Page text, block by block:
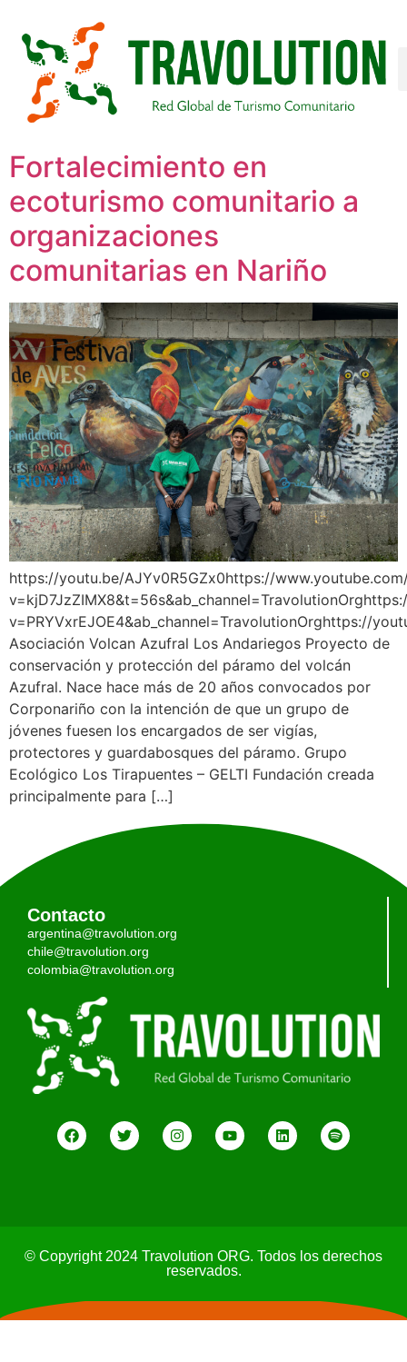
Fortalecimiento en
ecoturismo comunitario a
organizaciones
comunitarias en Nariño
https://youtu.be/AJYv0R5GZx0https://
v=PRYVxrEJOE4&ab_channel=TravolutionOrghttps://
Asociación Volcan Azufral Los Andariegos Proyecto de
conservación y protección del páramo del volcán
Azufral. Nace hace más de 20 años convocados por
Corponariño con la intención de que un grupo de
jóvenes fuesen los encargados de ser vigías,
protectores y guardabosques del páramo. Grupo
Ecológico Los Tirapuentes – GELTI Fundación creada
principalmente para […]
Contacto
argentina@travolution.org
chile@travolution.org
colombia@travolution.org
© Copyright 2024 Travolution ORG. Todos los derechos
reservados.